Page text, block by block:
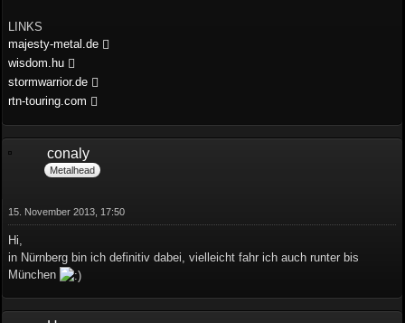
LINKS
majesty-metal.de
wisdom.hu
stormwarrior.de
rtn-touring.com
conaly
Metalhead
15. November 2013, 17:50
Hi,
in Nürnberg bin ich definitiv dabei, vielleicht fahr ich auch runter bis
München